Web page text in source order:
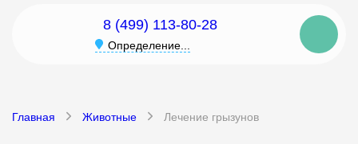
8 (499) 113-80-28
Определение...
Главная Животные Лечение грызунов